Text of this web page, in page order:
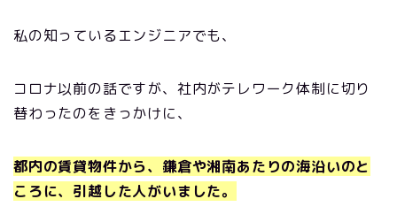
私の知っているエンジニアでも、
コロナ以前の話ですが、社内がテレワーク体制に切り
替わったのをきっかけに、
都内の賃貸物件から、鎌倉や湘南あたりの海沿いのと
ころに、引越した人がいました。